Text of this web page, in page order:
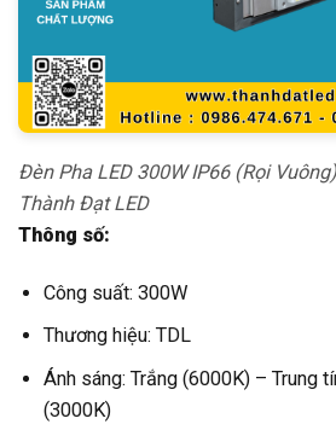
Đèn Pha LED 300W IP66 (Rọi
Thành Đạt LED
Thông số:
Công suất: 300W
Thương hiệu: TDL
Ánh sáng: Trắng (6000K) – Trung
(3000K)